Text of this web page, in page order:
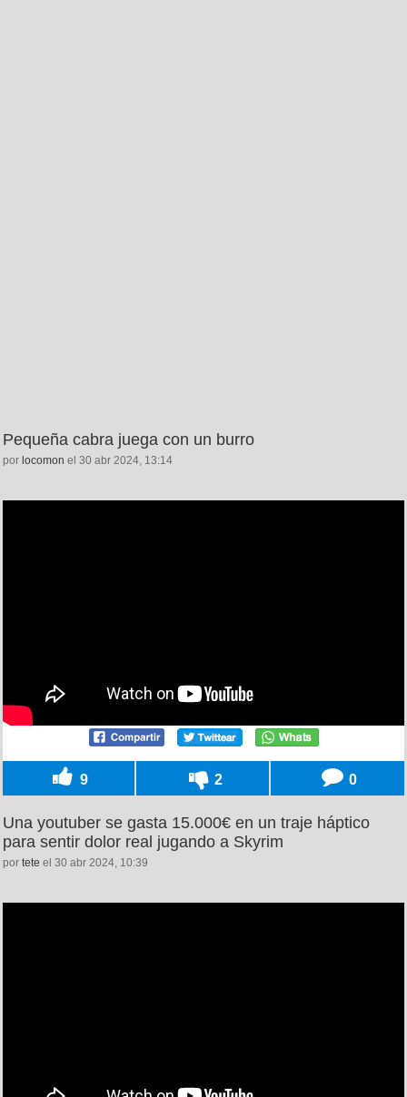
Pequeña cabra juega con un burro
por locomon el 30 abr 2024, 13:14
9 2 0
Una youtuber se gasta 15.000€ en un traje háptico
para sentir dolor real jugando a Skyrim
por tete el 30 abr 2024, 10:39